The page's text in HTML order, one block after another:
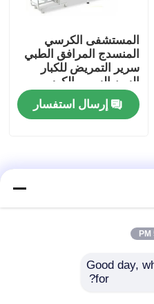
المستشفى الكرسي
المنسدج المرافق الطبي
سرير التمريض للكبار
السن السرير الكرسي
المرافق
إرسال استفسار
Good day,
for?